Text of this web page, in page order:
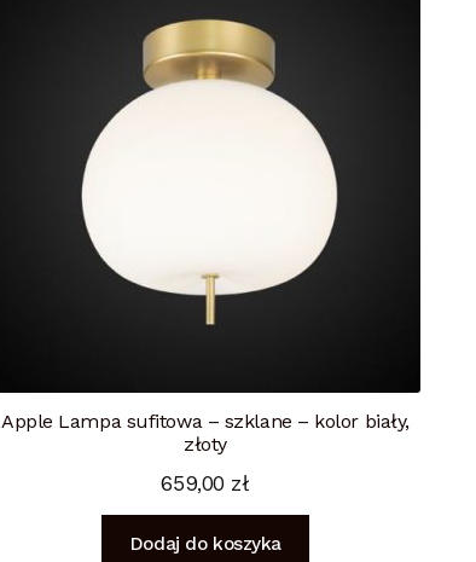
Apple Lampa sufitowa – szklane – kolor biały,
złoty
659,00 zł
Dodaj do koszyka